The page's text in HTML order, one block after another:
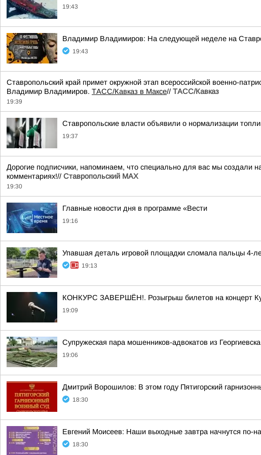
19:43
Владимир Владимиров: На следующей неделе на
19:43
Ставропольский край примет окружной этап всероссийской военно-
Владимир Владимиров. ТАСС/Кавказ в Максе// ТАСС/Кавказ
19:39
Ставропольские власти объявили о нормализации
19:37
Дорогие подписчики, напоминаем, что специально для вас мы создали
комментариях!// Ставропольский MAX
19:30
Главные новости дня в программе «Вести
19:16
Упавшая деталь игровой площадки сломала пальцы 4-
19:13
КОНКУРС ЗАВЕРШЁН!. Розыгрыш билетов на концерт
19:09
Супружеская пара мошенников-адвокатов из
19:06
Дмитрий Ворошилов: В этом году Пятигорский
18:30
Евгений Моисеев: Наши выходные завтра начнутся по-
18:30